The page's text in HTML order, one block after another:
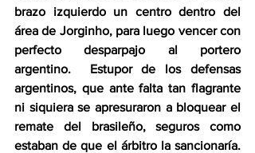
brazo izquierdo un centro dentro del
área de Jorginho, para luego vencer con
perfecto desparpajo al portero
argentino.  Estupor de los defensas
argentinos, que ante falta tan flagrante
ni siquiera se apresuraron a bloquear el
remate del brasileño, seguros como
estaban de que el árbitro la sancionaría.